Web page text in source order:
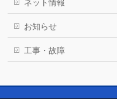
ネット情報
お知らせ
工事・故障